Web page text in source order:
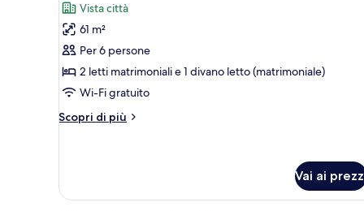
per
Appartamento
Executive,
2
camere
da
recensione)
Vista città
61 m²
Per 6 persone
2 letti matrimoniali e 1 divano letto (matrimoniale)
Wi-Fi gratuito
Scopri di più
Altri
2
camere
Vai ai